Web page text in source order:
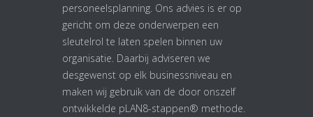
personeelsplanning. Ons advies is er op
gericht om deze onderwerpen een
sleutelrol te laten spelen binnen uw
organisatie. Daarbij adviseren we
desgewenst op elk businessniveau en
maken wij gebruik van de door onszelf
ontwikkelde pLAN8-stappen® methode.